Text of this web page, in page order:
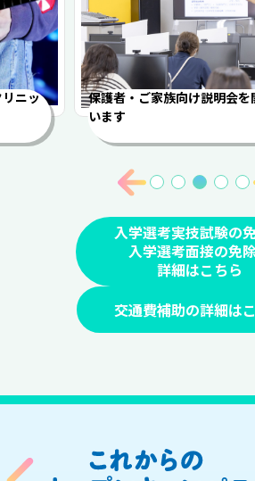
ニッ
保護者・ご家族向け説明会を
います
入学選考実技試験の
入学選考面接の免
詳細はこちら
交通費補助の詳細は